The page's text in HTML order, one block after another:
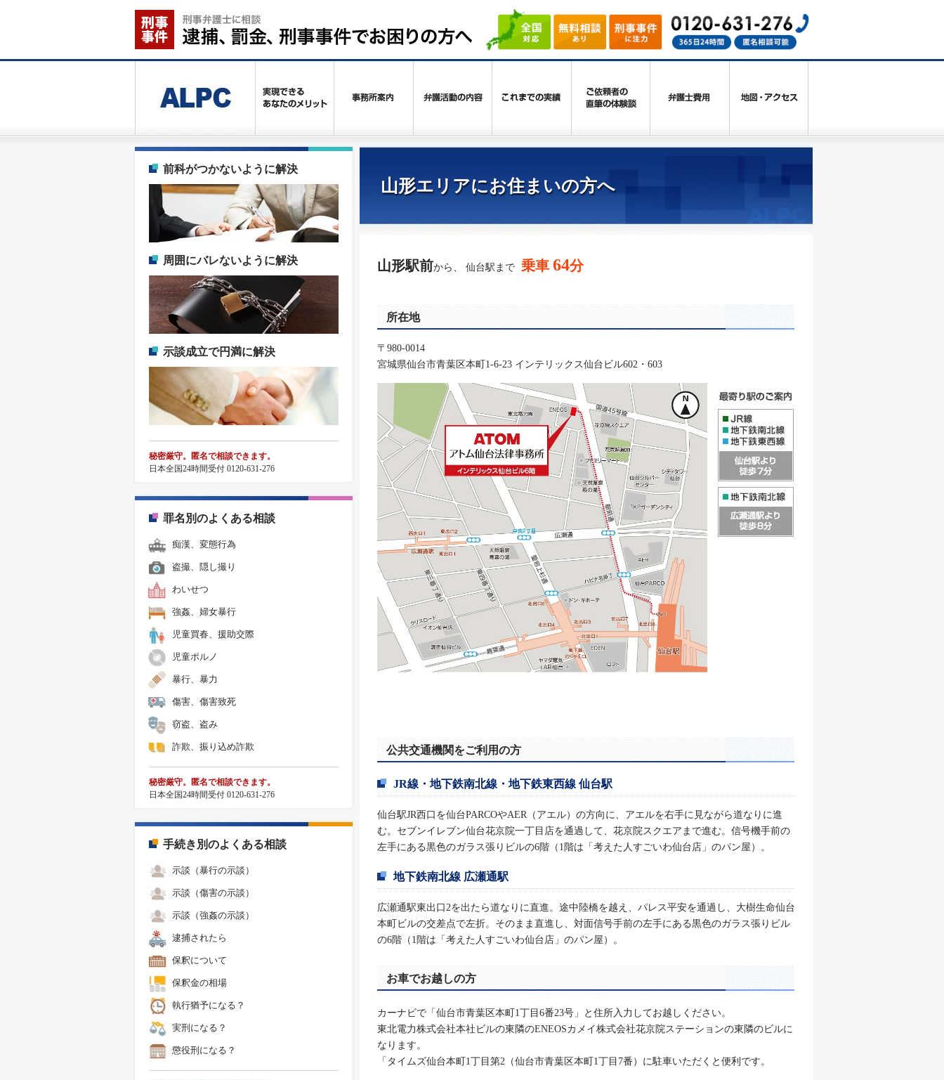
前科がつかないように解決
周囲にバレないように解決
示談成立で円満に解決
秘密厳守。匿名で相談できます。
日本全国24時間受付 0120-631-276
罪名別のよくある相談
痴漢、変態行為
盗撮、隠し撮り
わいせつ
強姦、婦女暴行
児童買春、援助交際
児童ポルノ
暴行、暴力
傷害、傷害致死
窃盗、盗み
詐欺、振り込め詐欺
秘密厳守。匿名で相談できます。
日本全国24時間受付 0120-631-276
手続き別のよくある相談
示談（暴行の示談）
示談（傷害の示談）
示談（強姦の示談）
逮捕されたら
保釈について
保釈金の相場
執行猶予になる？
実刑になる？
懲役刑になる？
山形エリアにお住まいの方へ
山形駅前から、 仙台駅まで 乗車 64分
所在地
〒980-0014
宮城県仙台市青葉区本町1-6-23 インテリックス仙台ビル602・603
公共交通機関をご利用の方
JR線・地下鉄南北線・地下鉄東西線 仙台駅
仙台駅JR西口を仙台PARCOやAER（アエル）の方向に、アエルを右手に見ながら道なりに進
む。セブンイレブン仙台花京院一丁目店を通過して、花京院スクエアまで進む。信号機手前の
左手にある黒色のガラス張りビルの6階（1階は「考えた人すごいわ仙台店」のパン屋）。
地下鉄南北線 広瀬通駅
広瀬通駅東出口2を出たら道なりに直進。途中陸橋を越え、パレス平安を通過し、大樹生命仙台
本町ビルの交差点で左折。そのまま直進し、対面信号手前の左手にある黒色のガラス張りビル
の6階（1階は「考えた人すごいわ仙台店」のパン屋）。
お車でお越しの方
カーナビで「仙台市青葉区本町1丁目6番23号」と住所入力してお越しください。
東北電力株式会社本社ビルの東隣のENEOSカメイ株式会社花京院ステーションの東隣のビルに
なります。
「タイムズ仙台本町1丁目第2（仙台市青葉区本町1丁目7番）に駐車いただくと便利です。